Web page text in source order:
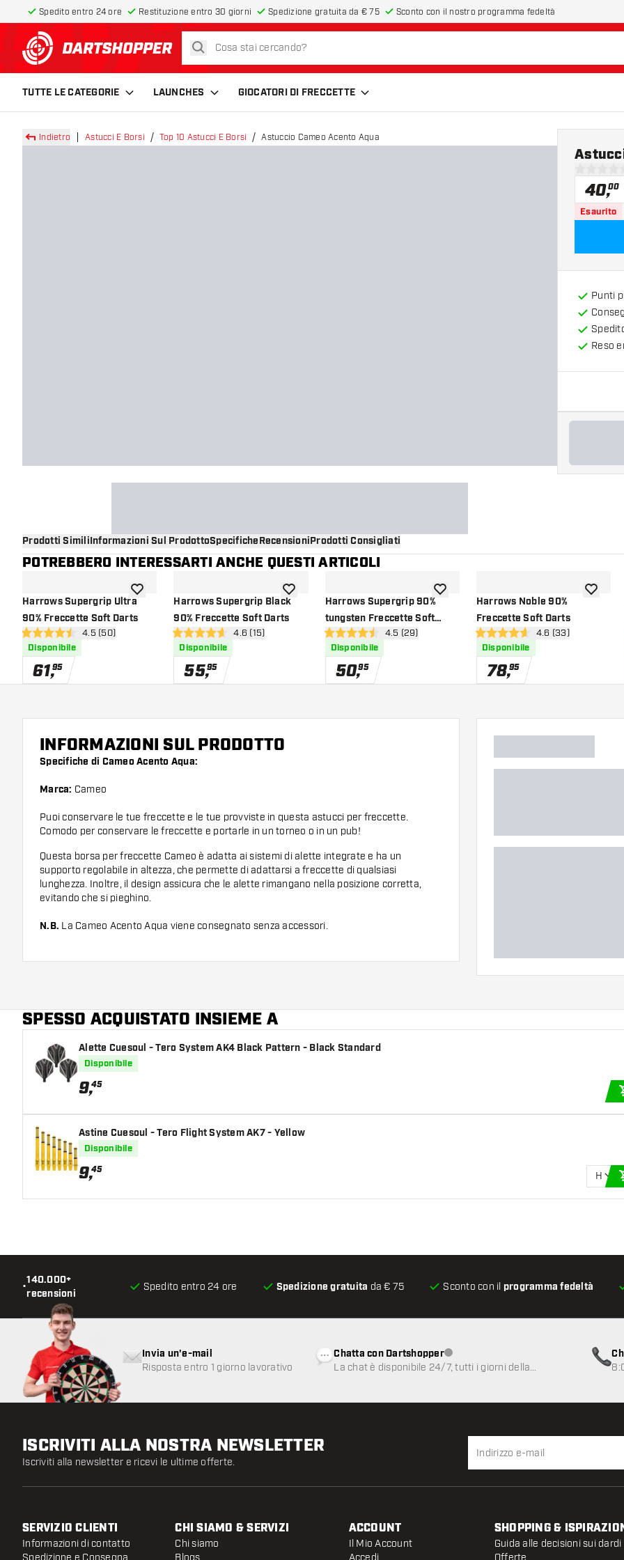
Spedito entro 24 ore Restituzione entro 30 giorni Spedizione gratuita da € 75 Sconto con il nostro programma fedeltà
torna alla home page
cerca
TUTTE LE CATEGORIE LAUNCHES GIOCATORI DI FRECCETTE
Indietro Astucci E Borsi Top 10 Astucci E Borsi Astuccio Cameo Acento Aqua
0 stelle di
40,00
Esaurito
Punti
Reso
Prodotti SimiliInformazioni Sul ProdottoSpecificheRecensioniProdotti Consigliati
POTREBBERO INTERESSARTI ANCHE QUESTI ARTICOLI
Harrows Supergrip Ultra
90% Freccette Soft Darts
apri pannello recensioni
4.5 stelle di valutazione
4.5 (50)
Disponibile
61,95
aggiungi alla lista dei desideri
Harrows Supergrip Black
90% Freccette Soft Darts
apri pannello recensioni
4.6 stelle di valutazione
4.6 (15)
Disponibile
55,95
aggiungi alla lista dei desideri
Harrows Supergrip 90%
tungsten Freccette Soft
Darts
apri pannello recensioni
4.5 stelle di valutazione
4.5 (29)
Disponibile
50,95
aggiungi alla lista dei desideri
Harrows Noble 90%
Freccette Soft Darts
apri pannello
4.6 stelle di valutazione
4.6 (33)
Disponibile
78,95
INFORMAZIONI SUL PRODOTTO
Specifiche di Cameo Acento Aqua:
Marca: Cameo
Puoi conservare le tue freccette e le tue provviste in questa astucci per freccette.
Comodo per conservare le freccette e portarle in un torneo o in un pub!
Questa borsa per freccette Cameo è adatta ai sistemi di alette integrate e ha un
supporto regolabile in altezza, che permette di adattarsi a freccette di qualsiasi
lunghezza. Inoltre, il design assicura che le alette rimangano nella posizione corretta,
evitando che si pieghino.
N.B. La Cameo Acento Aqua viene consegnato senza accessori.
SPESSO ACQUISTATO INSIEME A
Alette Cuesoul - Tero System AK4 Black Pattern - Black Standard
Disponibile
9,45
Astine Cuesoul - Tero Flight System AK7 - Yellow
Disponibile
9,45
H
•
140.000+
recensioni
Spedito entro 24 ore Spedizione gratuita da € 75 Sconto con il programma fedeltà
Invia un'e-mail
Risposta entro 1 giorno lavorativo
Chatta con DartshopperServizio clienti non disponibile
La chat è disponibile 24/7, tutti i giorni della
ISCRIVITI ALLA NOSTRA NEWSLETTER
Iscriviti alla newsletter e ricevi le ultime offerte.
SERVIZIO CLIENTI
Informazioni di contatto
Spedizione e Consegna
CHI SIAMO & SERVIZI
Chi siamo
Blogs
ACCOUNT
Il Mio Account
Accedi
SHOPPING &
Guida alle decisioni sui dardi
Offerte